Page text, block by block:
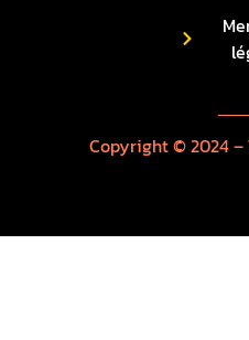
Copyright © 2024 –